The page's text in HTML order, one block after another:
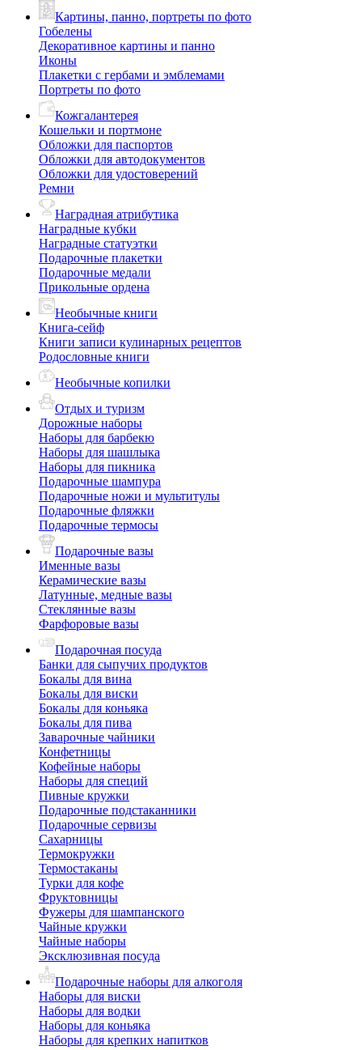
Картины, панно, портреты по фото
Гобелены
Декоративное картины и панно
Иконы
Плакетки с гербами и эмблемами
Портреты по фото
Кожгалантерея
Кошельки и портмоне
Обложки для паспортов
Обложки для автодокументов
Обложки для удостоверений
Ремни
Наградная атрибутика
Наградные кубки
Наградные статуэтки
Подарочные плакетки
Подарочные медали
Прикольные ордена
Необычные книги
Книга-сейф
Книги записи кулинарных рецептов
Родословные книги
Необычные копилки
Отдых и туризм
Дорожные наборы
Наборы для барбекю
Наборы для шашлыка
Наборы для пикника
Подарочные шампура
Подарочные ножи и мультитулы
Подарочные фляжки
Подарочные термосы
Подарочные вазы
Именные вазы
Керамические вазы
Латунные, медные вазы
Стеклянные вазы
Фарфоровые вазы
Подарочная посуда
Банки для сыпучих продуктов
Бокалы для вина
Бокалы для виски
Бокалы для коньяка
Бокалы для пива
Заварочные чайники
Конфетницы
Кофейные наборы
Наборы для специй
Пивные кружки
Подарочные подстаканники
Подарочные сервизы
Сахарницы
Термокружки
Термостаканы
Турки для кофе
Фруктовницы
Фужеры для шампанского
Чайные кружки
Чайные наборы
Эксклюзивная посуда
Подарочные наборы для алкоголя
Наборы для виски
Наборы для водки
Наборы для коньяка
Наборы для крепких напитков